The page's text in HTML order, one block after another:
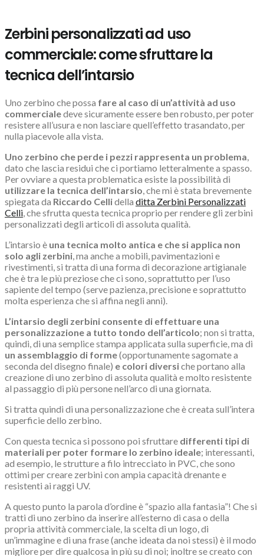
Zerbini personalizzati ad uso
commerciale: come sfruttare la
tecnica dell’intarsio
Uno zerbino che possa fare al caso di un’attività ad uso
commercialedeve sicuramente essere ben robusto, per poter
resistere all’usura e non lasciare quell’effetto trasandato, per
nulla piacevole alla vista.
Uno zerbino che perde i pezzi rappresenta un problema,
dato che lascia residui che ci portiamo letteralmente a spasso.
Per ovviare a questa problematica esiste la possibilità di
utilizzare la tecnica dell’intarsio, che mi è stata brevemente
spiegata da Riccardo Cellidella ditta Zerbini Personalizzati
Celli, che sfrutta questa tecnica proprio per rendere gli zerbini
personalizzati degli articoli di assoluta qualità.
L’intarsio è una tecnica molto antica e che si applica non
solo agli zerbini, ma anche a mobili, pavimentazioni e
rivestimenti, si tratta di una forma di decorazione artigianale
che è tra le più preziose che ci sono, soprattutto per l’uso
sapiente del tempo (serve pazienza, precisione e soprattutto
molta esperienza che si affina negli anni).
L’intarsio degli zerbini consente di effettuare una
personalizzazione a tutto tondo dell’articolo; non si tratta,
quindi, di una semplice stampa applicata sulla superficie, ma di
un assemblaggio di forme(opportunamente sagomate a
seconda del disegno finale) e colori diversiche portano alla
creazione di uno zerbino di assoluta qualità e molto resistente
al passaggio di più persone nell’arco di una giornata.
Si tratta quindi di una personalizzazione che è creata sull’intera
superficie dello zerbino.
Con questa tecnica si possono poi sfruttare differenti tipi di
materiali per poter formare lo zerbino ideale; interessanti,
ad esempio, le strutture a filo intrecciato in PVC, che sono
ottimi per creare zerbini con ampia capacità drenante e
resistenti ai raggi UV.
A questo punto la parola d’ordine è “spazio alla fantasia”! Che si
tratti di uno zerbino da inserire all’esterno di casa o della
propria attività commerciale, la scelta di un logo, di
un’immagine e di una frase (anche ideata da noi stessi) è il modo
migliore per dire qualcosa in più su di noi; inoltre se creato con